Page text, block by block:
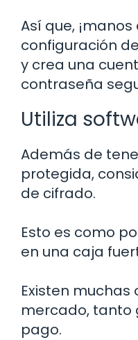
Así que,
configuración
y crea una
contraseña
Utiliza
Además de
protegida,
de cifrado.
Esto es como
en una caja
Existen muchas
mercado, tanto
pago.